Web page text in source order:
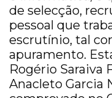
de selecção,
pessoal que
escrutínio, tal
apuramento.
Rogério Saraiva
Anacleto Garcia